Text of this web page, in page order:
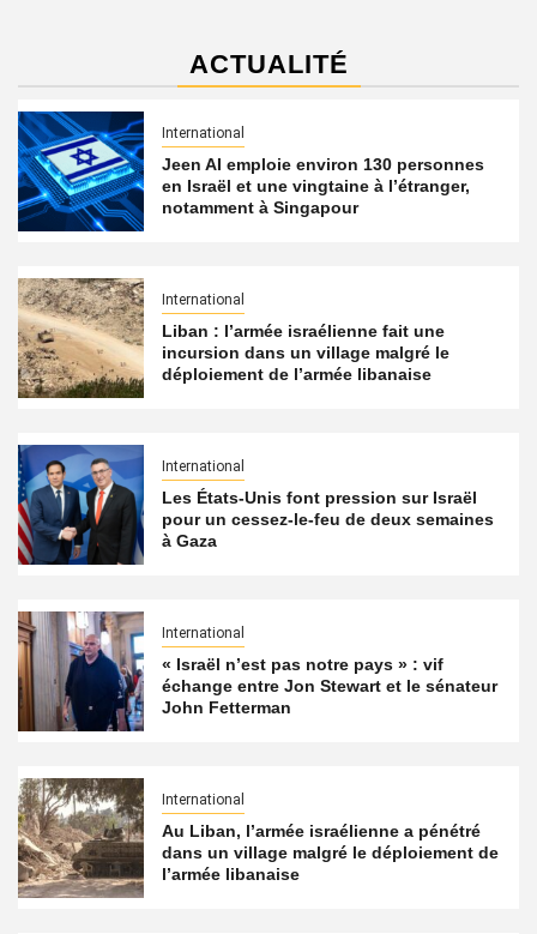
ACTUALITÉ
International
Jeen AI emploie environ 130 personnes
en Israël et une vingtaine à l’étranger,
notamment à Singapour
International
Liban : l’armée israélienne fait une
incursion dans un village malgré le
déploiement de l’armée libanaise
International
Les États-Unis font pression sur Israël
pour un cessez-le-feu de deux semaines
à Gaza
International
« Israël n’est pas notre pays » : vif
échange entre Jon Stewart et le sénateur
John Fetterman
International
Au Liban, l’armée israélienne a pénétré
dans un village malgré le déploiement de
l’armée libanaise